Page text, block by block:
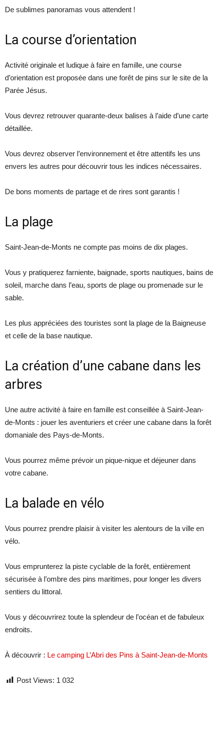
De sublimes panoramas vous attendent !
La course d’orientation
Activité originale et ludique à faire en famille, une course
d’orientation est proposée dans une forêt de pins sur le site de la
Parée Jésus.
Vous devrez retrouver quarante-deux balises à l’aide d’une carte
détaillée.
Vous devrez observer l’environnement et être attentifs les uns
envers les autres pour découvrir tous les indices nécessaires.
De bons moments de partage et de rires sont garantis !
La plage
Saint-Jean-de-Monts ne compte pas moins de dix plages.
Vous y pratiquerez farniente, baignade, sports nautiques, bains de
soleil, marche dans l’eau, sports de plage ou promenade sur le
sable.
Les plus appréciées des touristes sont la plage de la Baigneuse
et celle de la base nautique.
La création d’une cabane dans les
arbres
Une autre activité à faire en famille est conseillée à Saint-Jean-
de-Monts : jouer les aventuriers et créer une cabane dans la forêt
domaniale des Pays-de-Monts.
Vous pourrez même prévoir un pique-nique et déjeuner dans
votre cabane.
La balade en vélo
Vous pourrez prendre plaisir à visiter les alentours de la ville en
vélo.
Vous emprunterez la piste cyclable de la forêt, entièrement
sécurisée à l’ombre des pins maritimes, pour longer les divers
sentiers du littoral.
Vous y découvrirez toute la splendeur de l’océan et de fabuleux
endroits.
À découvrir : Le camping L’Abri des Pins à Saint-Jean-de-Monts
Post Views: 1 032